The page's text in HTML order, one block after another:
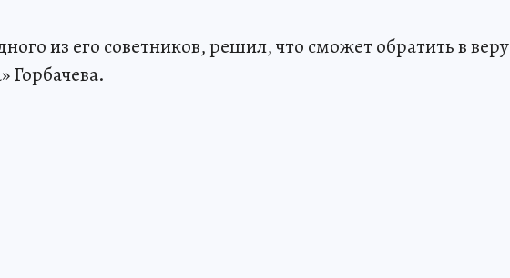
из его советников, решил, что сможет обратить в веру
Горбачева.